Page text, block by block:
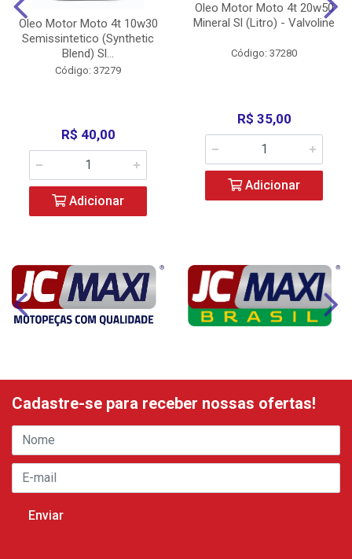
Oleo Motor Moto 4t 10w30
Semissintetico (Synthetic
Blend) Sl...
Código: 37279
R$ 40,00
Adicionar
Oleo Motor Moto 4t 20w50
Mineral Sl (Litro) - Valvoline
Código: 37280
R$ 35,00
Adicionar
Cadastre-se para receber nossas ofertas!